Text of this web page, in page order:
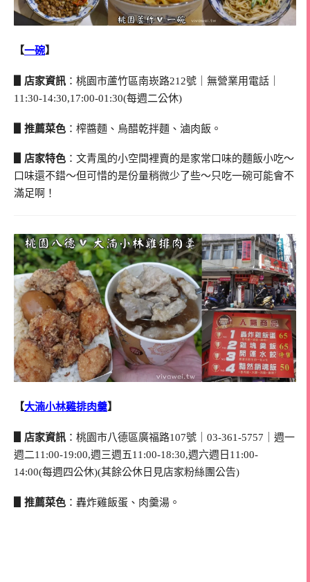
【一碗】
▋店家資訊 ：桃園市蘆竹區南崁路212號｜無營業用電話｜
11:30-14:30,17:00-01:30(每週二公休)
▋推薦菜色 ：榨醬麵、烏醋乾拌麵、滷肉飯。
▋店家特色 ：文青風的小空間裡賣的是家常口味的麵飯小吃～
口味還不錯～但可惜的是份量稍微少了些～只吃一碗可能會不
滿足啊！
【大湳小林雞排肉羹】
▋店家資訊 ：桃園市八德區廣福路107號｜03-361-5757｜週一
週二11:00-19:00,週三週五11:00-18:30,週六週日11:00-
14:00(每週四公休)(其餘公休日見店家粉絲團公告)
▋推薦菜色 ：轟炸雞飯蛋、肉羹湯。